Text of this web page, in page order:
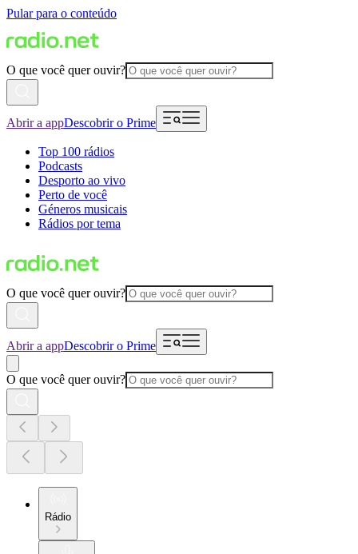
Pular para o conteúdo
O que você quer ouvir?
Abrir a appDescobrir o Prime
Top 100 rádios
Podcasts
Desporto ao vivo
Perto de você
Géneros musicais
Rádios por tema
O que você quer ouvir?
Abrir a appDescobrir o Prime
O que você quer ouvir?
Rádio